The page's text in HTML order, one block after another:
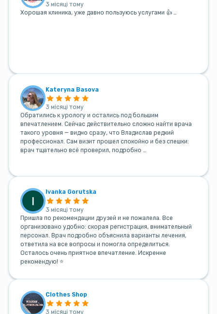
3 місяці тому
Хорошая клиника, уже давно пользуюсь услугами 👍 …
Kateryna Basova
3 місяці тому
Обратились к урологу и остались под большим
впечатлением. Сейчас действительно сложно найти врача
такого уровня — видно сразу, что Владислав редкий
профессионал. Сам визит прошел спокойно и без спешки:
врач тщательно всё проверил, подробно …
Ivanka Gorutska
3 місяці тому
Пришла по рекомендации друзей и не пожалела. Все
организовано удобно: скорая регистрация, внимательный
персонал. Врач подробно объяснила варианты лечения,
ответила на все вопросы и помогла определиться.
Осталось очень приятное впечатление. Искренне
рекомендую! ⭐
Clothes Shop
3 місяці тому